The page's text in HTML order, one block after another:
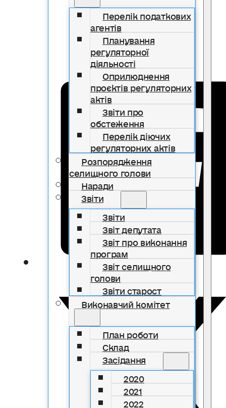
Перелік податкових
агентів
Планування
регуляторної
діяльності
Оприлюднення
проєктів регуляторних
актів
Звіти про
обстеження
Перелік діючих
регуляторних актів
Розпорядження
селищного голови
Наради
Звіти
Звіти
Звіт депутата
Звіт про виконання
програм
Звіт селищного
голови
Звіти старост
Виконавчий комітет
План роботи
Склад
Засідання
2020
2021
2022